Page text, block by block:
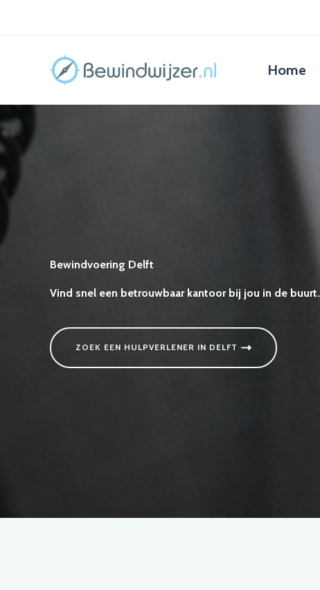
Home
Bewindvoering Delft
Vind snel een betrouwbaar kantoor bij jou in de buurt.
ZOEK EEN HULPVERLENER IN DELFT